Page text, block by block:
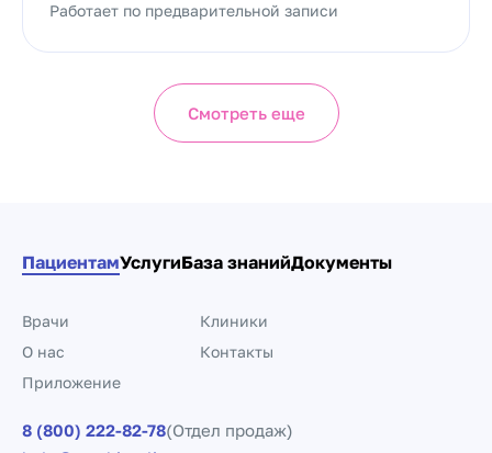
Работает по предварительной записи
Смотреть еще
ПациентамУслугиБаза знанийДокументы
Врачи
Клиники
О нас
Контакты
Приложение
8 (800) 222-82-78(Отдел продаж)